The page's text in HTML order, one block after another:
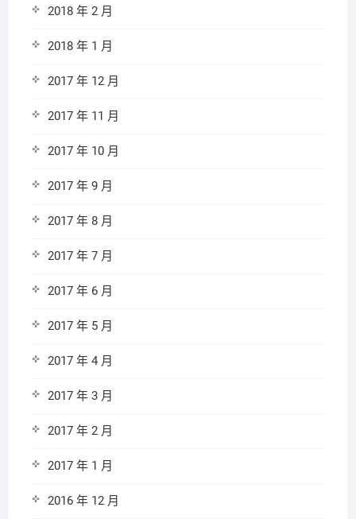
2018 年 2 月
2018 年 1 月
2017 年 12 月
2017 年 11 月
2017 年 10 月
2017 年 9 月
2017 年 8 月
2017 年 7 月
2017 年 6 月
2017 年 5 月
2017 年 4 月
2017 年 3 月
2017 年 2 月
2017 年 1 月
2016 年 12 月